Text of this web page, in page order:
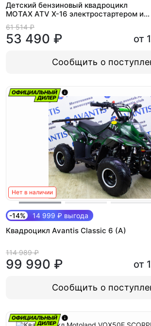
Детский бензиновый квадроцикл
MOTAX ATV Х-16 электростартером и
родительским пультом (БОЛЬШИЕ
КОЛЕСА)
61 514 ₽
53 490 ₽ от
Сообщить о
Нет в наличии
-14% 14 999 ₽ выгода
Квадроцикл Avantis Classic 6 (A)
114 989 ₽
99 990 ₽ от
Сообщить о